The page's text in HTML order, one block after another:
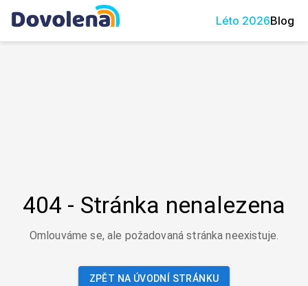
Léto 2026Blog
404 - Stránka nenalezena
Omlouváme se, ale požadovaná stránka neexistuje.
ZPĚT NA ÚVODNÍ STRÁNKU